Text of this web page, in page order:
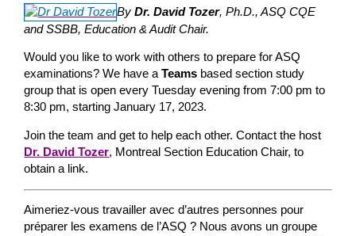
ByDr. David Tozer, Ph.D., ASQ CQE
and SSBB, Education & Audit Chair.
Would you like to work with others to prepare for ASQ
examinations? We have aTeams based section study
group that is open every Tuesday evening from 7:00 pm to
8:30 pm, starting January 17, 2023.
Join the team and get to help each other. Contact the host
Dr. David Tozer, Montreal Section Education Chair, to
obtain a link.
Aimeriez-vous travailler avec d’autres personnes pour
préparer les examens de l’ASQ ? Nous avons un groupe